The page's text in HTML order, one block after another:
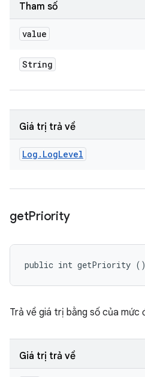
Tham số
value
String
Giá trị trả về
Log . LogLevel
getPriority
public int getPriority ()
Trả về giá trị bằng số của mức
Giá trị trả về